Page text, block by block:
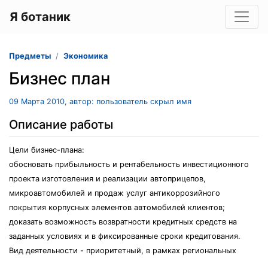
Я ботаник
Предметы Экономика
Бизнес план
09 Марта 2010, автор: пользователь скрыл имя
Описание работы
Цели бизнес-плана:
обосновать прибыльность и рентабельность инвестиционного
проекта изготовления и реализации автоприцепов,
микроавтомобилей и продаж услуг антикоррозийного
покрытия корпусных элементов автомобилей клиентов;
доказать возможность возвратности кредитных средств на
заданных условиях и в фиксированные сроки кредитования.
Вид деятельности - приоритетный, в рамках региональных